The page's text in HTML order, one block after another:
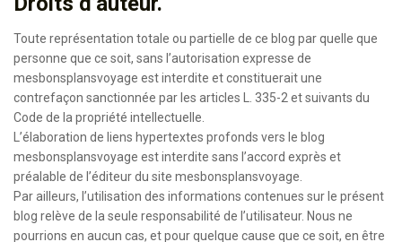
Toute représentation totale ou partielle de ce blog par quelle que
personne que ce soit, sans l’autorisation expresse de
mesbonsplansvoyage est interdite et constituerait une
contrefaçon sanctionnée par les articles L. 335-2 et suivants du
Code de la propriété intellectuelle.
L’élaboration de liens hypertextes profonds vers le blog
mesbonsplansvoyage est interdite sans l’accord exprès et
préalable de l’éditeur du site mesbonsplansvoyage.
Par ailleurs, l’utilisation des informations contenues sur le présent
blog relève de la seule responsabilité de l’utilisateur. Nous ne
pourrions en aucun cas, et pour quelque cause que ce soit, en être